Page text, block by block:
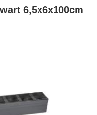
6,5x6x100cm